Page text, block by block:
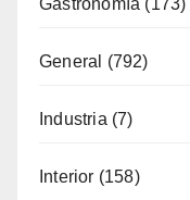
Industria (7)
Interior(158)
Música (34)